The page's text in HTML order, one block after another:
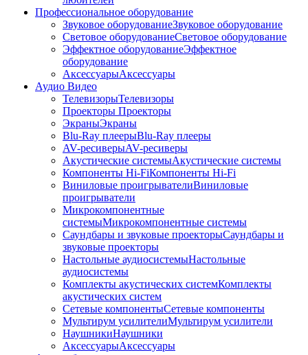
Профессиональное оборудование
Звуковое оборудованиеЗвуковое оборудование
Световое оборудованиеСветовое оборудование
Эффектное оборудованиеЭффектное
оборудование
АксессуарыАксессуары
Аудио Видео
ТелевизорыТелевизоры
Проекторы Проекторы
ЭкраныЭкраны
Blu-Ray плеерыBlu-Ray плееры
AV-ресиверыAV-ресиверы
Акустические системыАкустические системы
Компоненты Hi-FiКомпоненты Hi-Fi
Виниловые проигрывателиВиниловые
проигрыватели
Микрокомпонентные
системыМикрокомпонентные системы
Саундбары и звуковые проекторыСаундбары и
звуковые проекторы
Настольные аудиосистемыНастольные
аудиосистемы
Комплекты акустических системКомплекты
акустических систем
Сетевые компонентыСетевые компоненты
Мультирум усилителиМультирум усилители
НаушникиНаушники
АксессуарыАксессуары